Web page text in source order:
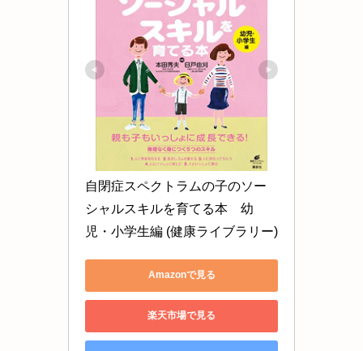
自閉症スペクトラムの子のソー
シャルスキルを育てる本　幼
児・小学生編 (健康ライブラリー)
Amazonで見る
楽天市場で見る